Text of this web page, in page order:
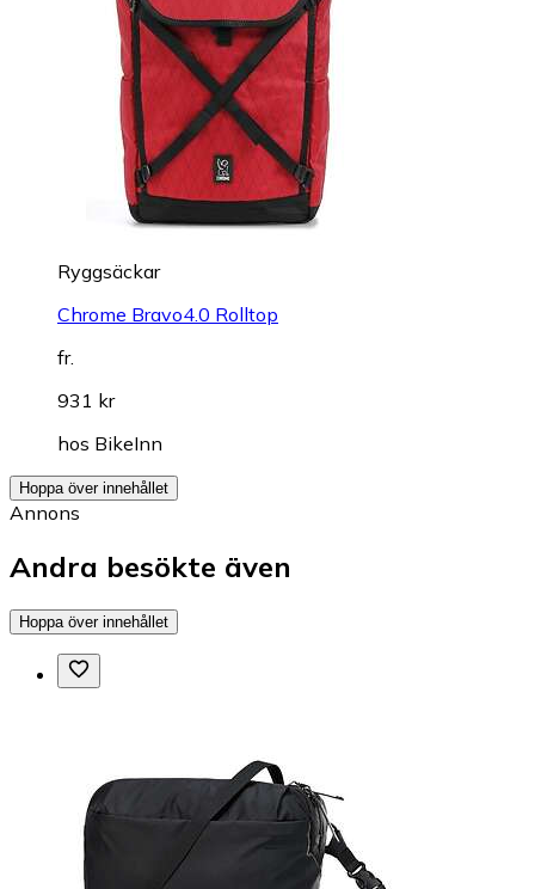
Ryggsäckar
Chrome Bravo4.0 Rolltop
fr.
931 kr
hos BikeInn
Hoppa över innehållet
Annons
Andra besökte även
Hoppa över innehållet